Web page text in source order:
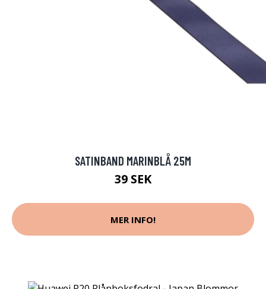
SATINBAND MARINBLÅ 25M
39 SEK
MER INFO!